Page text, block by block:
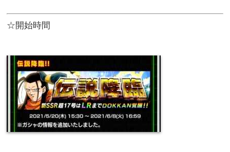
☆開始時間